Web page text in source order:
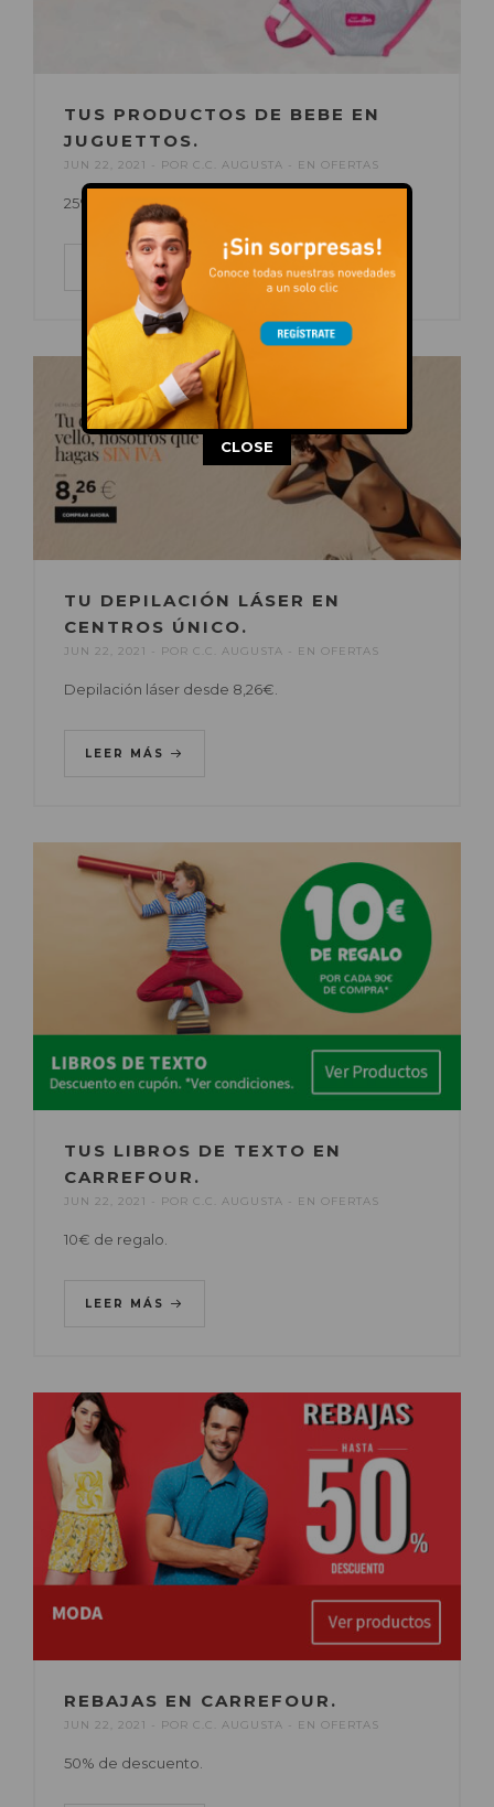
TUS PRODUCTOS DE BEBE EN
JUGUETTOS.
JUN 22, 2021 POR C.C. AUGUSTA EN OFERTAS
25% de descuento.
LEER MÁS
TU DEPILACIÓN LÁSER EN
CENTROS ÚNICO.
JUN 22, 2021 POR C.C. AUGUSTA EN OFERTAS
Depilación láser desde 8,26€.
LEER MÁS
TUS LIBROS DE TEXTO EN
CARREFOUR.
JUN 22, 2021 POR C.C. AUGUSTA EN OFERTAS
10€ de regalo.
LEER MÁS
REBAJAS EN CARREFOUR.
JUN 22, 2021 POR C.C. AUGUSTA EN OFERTAS
50% de descuento.
This popup will close in:14
CLOSE